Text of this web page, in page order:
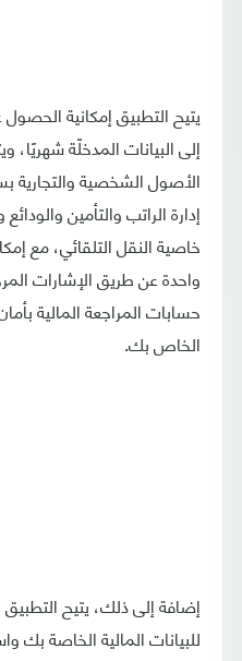
يتيح التطبيق إمكانية
إلى البيانات المدخلّة شهريًا،
الأصول الشخصية
إدارة الراتب والتأمين
خاصية النقل التلقائي، مع
واحدة عن طريق الإشارات
حسابات المراجعة المالية
الخاص بك.
إضافة إلى ذلك، يتيح التطبيق
للبيانات المالية الخاصة